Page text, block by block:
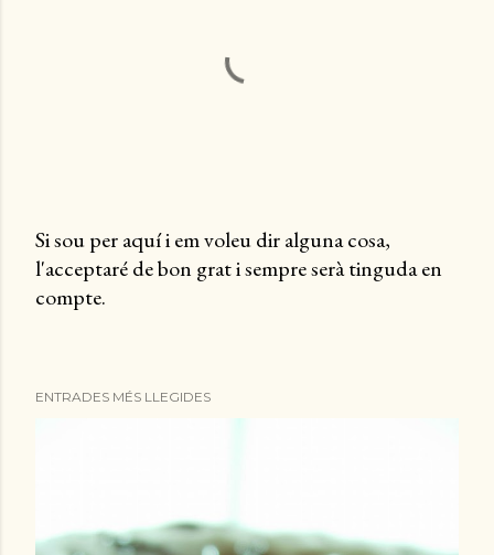
P
u
Si sou per aquí i em voleu dir alguna cosa,
l'acceptaré de bon grat i sempre serà tinguda en
compte.
ENTRADES MÉS LLEGIDES